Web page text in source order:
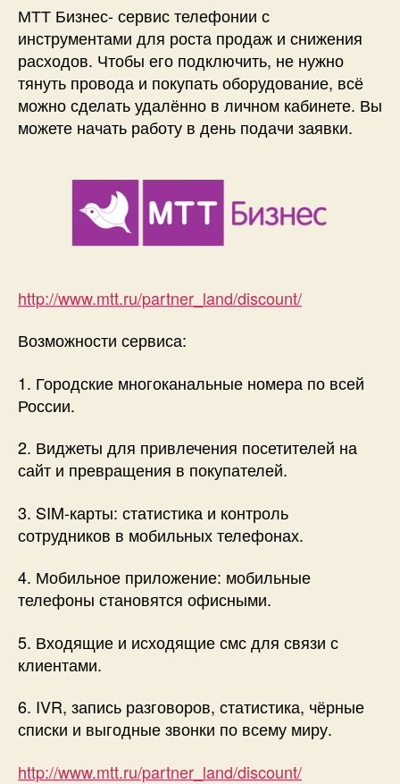
50%
«Бизнес-
телефонию»
+
2
месяца
8-
800
вместо
МТТ Бизнес- сервис телефонии с
инструментами для роста продаж и снижения
расходов. Чтобы его подключить, не нужно
тянуть провода и покупать оборудование, всё
можно сделать удалённо в личном кабинете. Вы
можете начать работу в день подачи заявки.
http://www.mtt.ru/partner_land/discount/
Возможности сервиса:
1. Городские многоканальные номера по всей
России.
2. Виджеты для привлечения посетителей на
сайт и превращения в покупателей.
3. SIM-карты: статистика и контроль
сотрудников в мобильных телефонах.
4. Мобильное приложение: мобильные
телефоны становятся офисными.
5. Входящие и исходящие смс для связи с
клиентами.
6. IVR, запись разговоров, статистика, чёрные
списки и выгодные звонки по всему миру.
http://www.mtt.ru/partner_land/discount/